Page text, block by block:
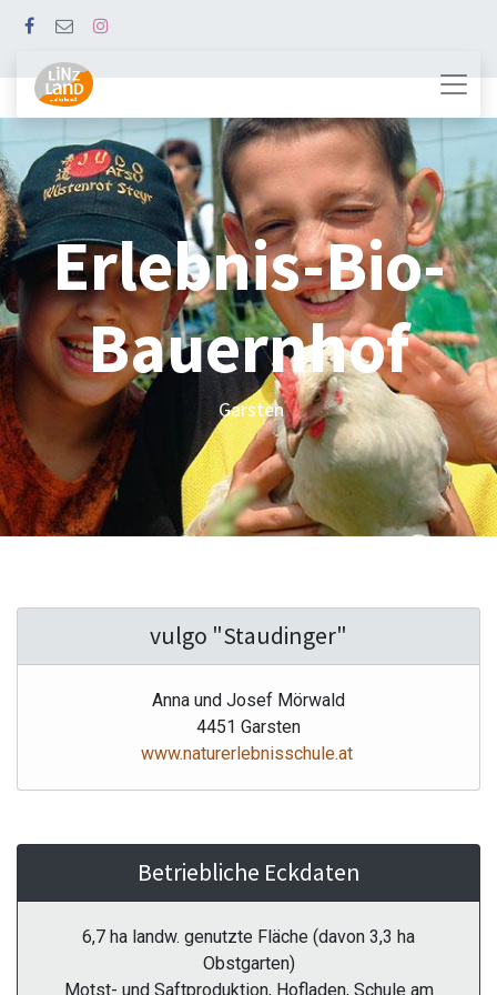
Erlebnis-Bio-
Bauernhof
Garsten
vulgo "Staudinger"
Anna und Josef Mörwald
4451 Garsten
www.naturerlebnisschule.at
Betriebliche Eckdaten
6,7 ha landw. genutzte Fläche (davon 3,3 ha
Obstgarten)
Motst- und Saftproduktion, Hofladen, Schule am